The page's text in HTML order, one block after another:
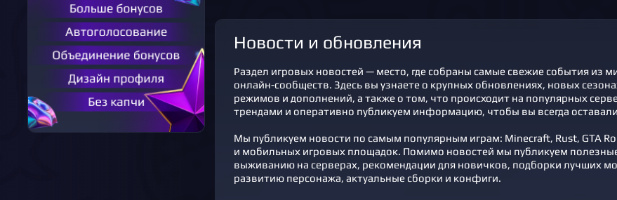
новости и обновления
Раздел игровых новостей — место, где собраны самые свежие события из
онлайн-сообществ. Здесь вы узнаете о крупных обновлениях, новых
режимов и дополнений, а также о том, что происходит на популярных
трендами и оперативно публикуем информацию, чтобы вы всегда
Мы публикуем новости по самым популярным играм: Minecraft, Rust, GTA
и мобильных игровых площадок. Помимо новостей мы публикуем
выживанию на серверах, рекомендации для новичков, подборки лучших
развитию персонажа, актуальные сборки и конфиги.